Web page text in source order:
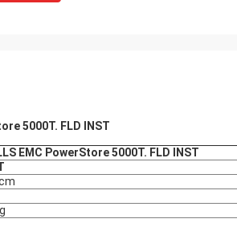
5000T. FLD INST
EMC PowerStore 5000T. FLD INST